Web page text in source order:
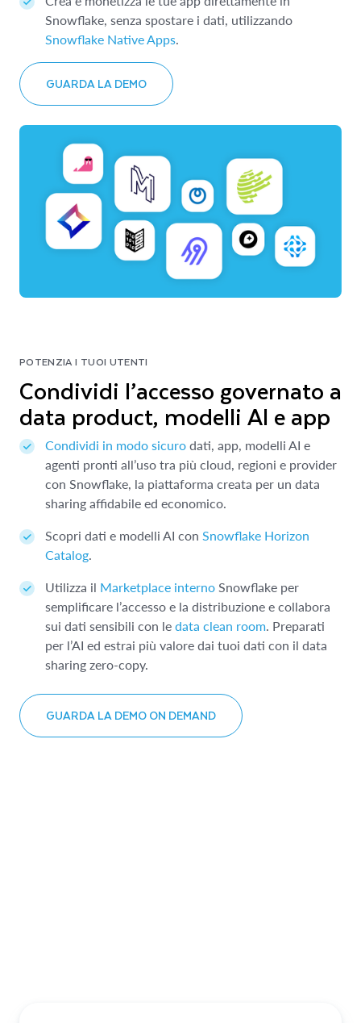
Snowflake, senza spostare i dati, utilizzando
Snowflake Native Apps.
GUARDA LA DEMO
POTENZIA I TUOI UTENTI
Condividi l’accesso governato a
data product, modelli AI e app
Condividi in modo sicuro dati, app, modelli AI e
agenti pronti all’uso tra più cloud, regioni e provider
con Snowflake, la piattaforma creata per un data
sharing affidabile ed economico.
Scopri dati e modelli AI con Snowflake Horizon
Catalog.
Utilizza il Marketplace interno Snowflake per
semplificare l’accesso e la distribuzione e collabora
sui dati sensibili con le data clean room. Preparati
per l’AI ed estrai più valore dai tuoi dati con il data
sharing zero-copy.
GUARDA LA DEMO ON DEMAND